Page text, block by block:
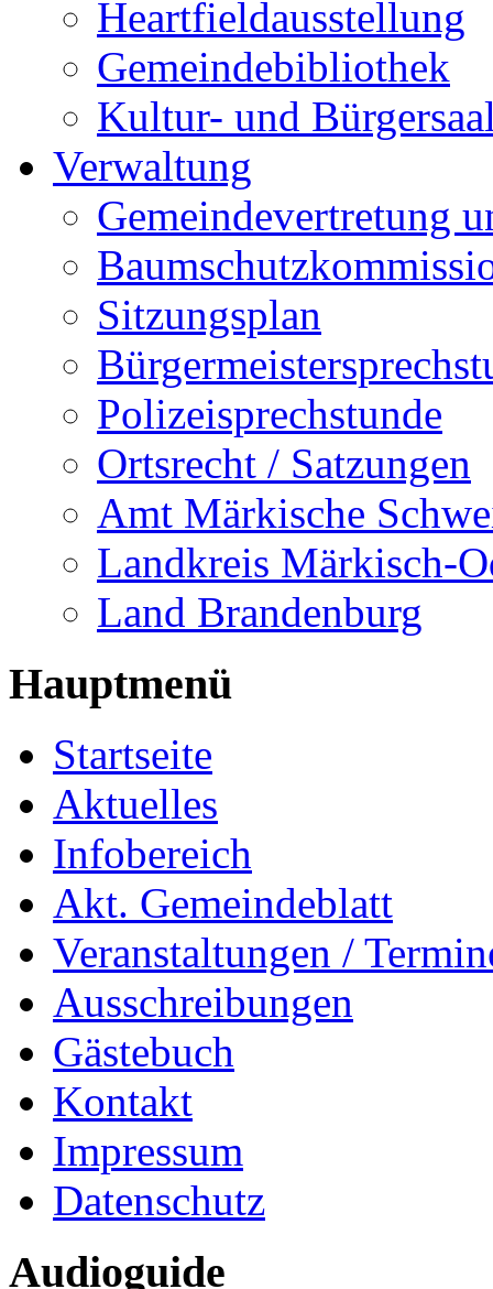
Heartfieldausstellung
Gemeindebibliothek
Kultur- und
Verwaltung
Gemeindevertretung
Sitzungsplan
Polizeisprechstunde
Ortsrecht / Satzungen
Amt Märkische
Landkreis Märkisch-
Land Brandenburg
Hauptmenü
Startseite
Aktuelles
Infobereich
Akt. Gemeindeblatt
Veranstaltungen /
Ausschreibungen
Gästebuch
Kontakt
Impressum
Datenschutz
Audioguide